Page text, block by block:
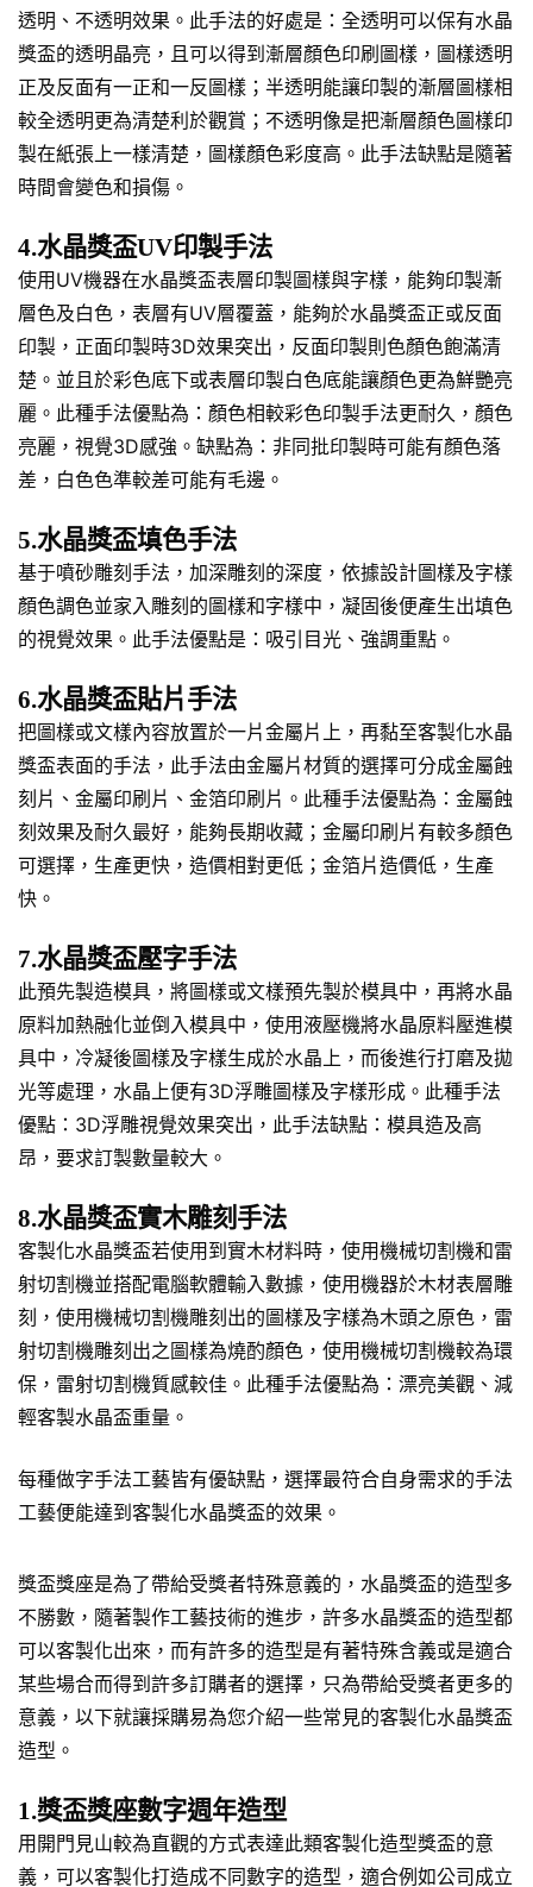
透明、不透明效果。此手法的好處是：全透明可以保有水晶
獎盃的透明晶亮，且可以得到漸層顏色印刷圖樣，圖樣透明
正及反面有一正和一反圖樣；半透明能讓印製的漸層圖樣相
較全透明更為清楚利於觀賞；不透明像是把漸層顏色圖樣印
製在紙張上一樣清楚，圖樣顏色彩度高。此手法缺點是隨著
時間會變色和損傷。
4.水晶獎盃UV印製手法
使用UV機器在水晶獎盃表層印製圖樣與字樣，能夠印製漸
層色及白色，表層有UV層覆蓋，能夠於水晶獎盃正或反面
印製，正面印製時3D效果突出，反面印製則色顏色飽滿清
楚。並且於彩色底下或表層印製白色底能讓顏色更為鮮艷亮
麗。此種手法優點為：顏色相較彩色印製手法更耐久，顏色
亮麗，視覺3D感強。缺點為：非同批印製時可能有顏色落
差，白色色準較差可能有毛邊。
5.水晶獎盃填色手法
基于噴砂雕刻手法，加深雕刻的深度，依據設計圖樣及字樣
顏色調色並家入雕刻的圖樣和字樣中，凝固後便產生出填色
的視覺效果。此手法優點是：吸引目光、強調重點。
6.水晶獎盃貼片手法
把圖樣或文樣內容放置於一片金屬片上，再黏至客製化水晶
獎盃表面的手法，此手法由金屬片材質的選擇可分成金屬蝕
刻片、金屬印刷片、金箔印刷片。此種手法優點為：金屬蝕
刻效果及耐久最好，能夠長期收藏；金屬印刷片有較多顏色
可選擇，生產更快，造價相對更低；金箔片造價低，生產
快。
7.水晶獎盃壓字手法
此預先製造模具，將圖樣或文樣預先製於模具中，再將水晶
原料加熱融化並倒入模具中，使用液壓機將水晶原料壓進模
具中，冷凝後圖樣及字樣生成於水晶上，而後進行打磨及拋
光等處理，水晶上便有3D浮雕圖樣及字樣形成。此種手法
優點：3D浮雕視覺效果突出，此手法缺點：模具造及高
昂，要求訂製數量較大。
8.水晶獎盃實木雕刻手法
客製化水晶獎盃若使用到實木材料時，使用機械切割機和雷
射切割機並搭配電腦軟體輸入數據，使用機器於木材表層雕
刻，使用機械切割機雕刻出的圖樣及字樣為木頭之原色，雷
射切割機雕刻出之圖樣為燒酌顏色，使用機械切割機較為環
保，雷射切割機質感較佳。此種手法優點為：漂亮美觀、減
輕客製水晶盃重量。
每種做字手法工藝皆有優缺點，選擇最符合自身需求的手法
工藝便能達到客製化水晶獎盃的效果。
獎盃獎座是為了帶給受獎者特殊意義的，水晶獎盃的造型多
不勝數，隨著製作工藝技術的進步，許多水晶獎盃的造型都
可以客製化出來，而有許多的造型是有著特殊含義或是適合
某些場合而得到許多訂購者的選擇，只為帶給受獎者更多的
意義，以下就讓採購易為您介紹一些常見的客製化水晶獎盃
造型。
1.獎盃獎座數字週年造型
用開門見山較為直觀的方式表達此類客製化造型獎盃的意
義，可以客製化打造成不同數字的造型，適合例如公司成立